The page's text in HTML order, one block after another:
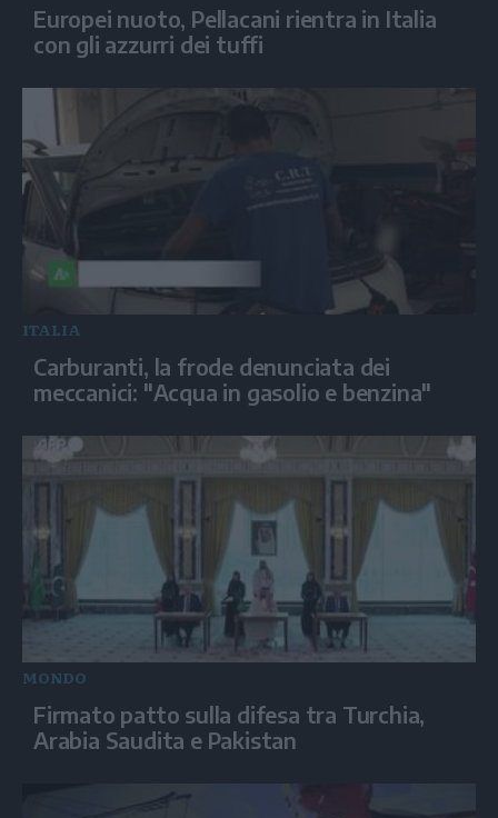
Europei nuoto, Pellacani rientra in Italia
con gli azzurri dei tuffi
ITALIA
Carburanti, la frode denunciata dei
meccanici: "Acqua in gasolio e benzina"
MONDO
Firmato patto sulla difesa tra Turchia,
Arabia Saudita e Pakistan